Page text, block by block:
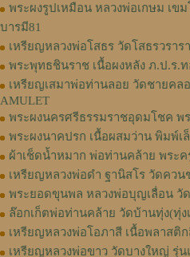
พระผงรูปเหมือน หลวงพ่อเกษม เข
บารมี81
เหรียญหลวงพ่อโสธร วัดโสธรวราร
พระพุทธชินราช เนื้อผงหลัง ภ.ป.ร.
เหรียญเสมาพ่อท่านลอย วัดชายคลอ
AMULET
พระผงนครศรีธรรมราชอุดมโชค พ
พระผงนาคปรก เนื้อผสมว่าน พิมพ์เ
ผ้าเช็ดน้ำหมาก พ่อท่านคล้าย พระ
เหรียญหลวงพ่อดำ ฐานิสโร วัดควน
พระยอดขุนพล หลวงพ่อบุญเลื่อน วั
ล๊อกเก็ตพ่อท่านคล้าย วัดบ้านทุ่ง(ทุ่ง
เหรียญหลวงพ่อโอภาสี เนื้อพลาสติ
เหรียญหลวงพ่อขาว วัดบางใหญ่ รุ่นแ